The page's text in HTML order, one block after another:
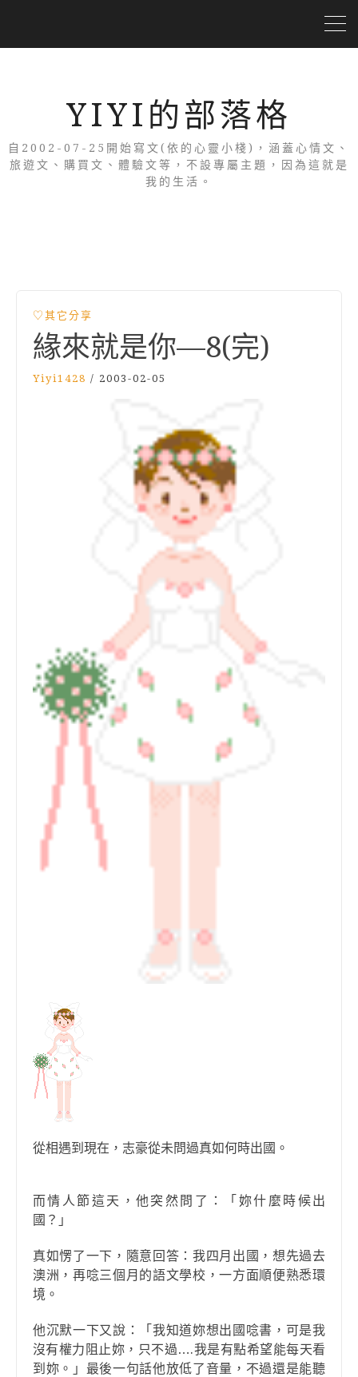
YIYI的部落格
自2002-07-25開始寫文(依的心靈小棧)，涵蓋心情文、
旅遊文、購買文、體驗文等，不設專屬主題，因為這就是
我的生活。
♡其它分享
緣來就是你—8(完)
Yiyi1428 / 2003-02-05
從相遇到現在，志豪從未問過真如何時出國。
而情人節這天，他突然問了：「妳什麼時候出
國？」
真如愣了一下，隨意回答：我四月出國，想先過去
澳洲，再唸三個月的語文學校，一方面順便熟悉環
境。
他沉默一下又說：「我知道妳想出國唸書，可是我
沒有權力阻止妳，只不過….我是有點希望能每天看
到妳。」最後一句話他放低了音量，不過還是能聽